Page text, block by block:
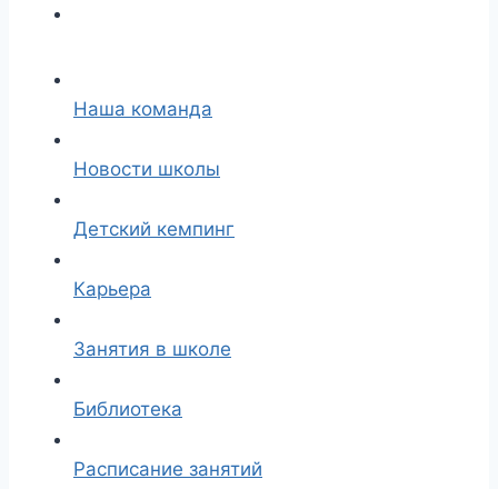
Наша команда
Новости школы
Детский кемпинг
Карьера
Занятия в школе
Библиотека
Расписание занятий